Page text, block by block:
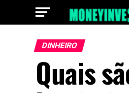
DINHEIRO
Quais